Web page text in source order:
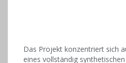
Das Projekt konzentriert sich
eines vollständig